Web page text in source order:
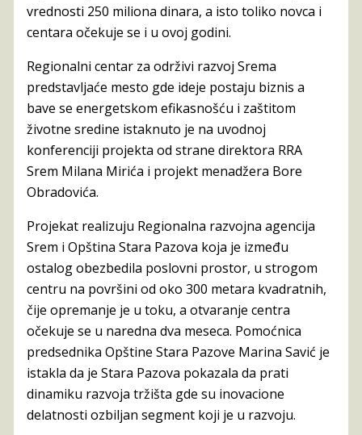
vrednosti 250 miliona dinara, a isto toliko novca i
centara očekuje se i u ovoj godini.
Regionalni centar za održivi razvoj Srema
predstavljaće mesto gde ideje postaju biznis a
bave se energetskom efikasnošću i zaštitom
životne sredine istaknuto je na uvodnoj
konferenciji projekta od strane direktora RRA
Srem Milana Mirića i projekt menadžera Bore
Obradovića.
Projekat realizuju Regionalna razvojna agencija
Srem i Opština Stara Pazova koja je između
ostalog obezbedila poslovni prostor, u strogom
centru na površini od oko 300 metara kvadratnih,
čije opremanje je u toku, a otvaranje centra
očekuje se u naredna dva meseca. Pomoćnica
predsednika Opštine Stara Pazove Marina Savić je
istakla da je Stara Pazova pokazala da prati
dinamiku razvoja tržišta gde su inovacione
delatnosti ozbiljan segment koji je u razvoju.